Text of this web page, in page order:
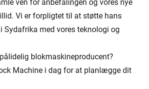
ven for anbefalingen og vores nye
Vi er forpligtet til at støtte hans
med vores teknologi og
blokmaskineproducent?
Machine i dag for at planlægge dit